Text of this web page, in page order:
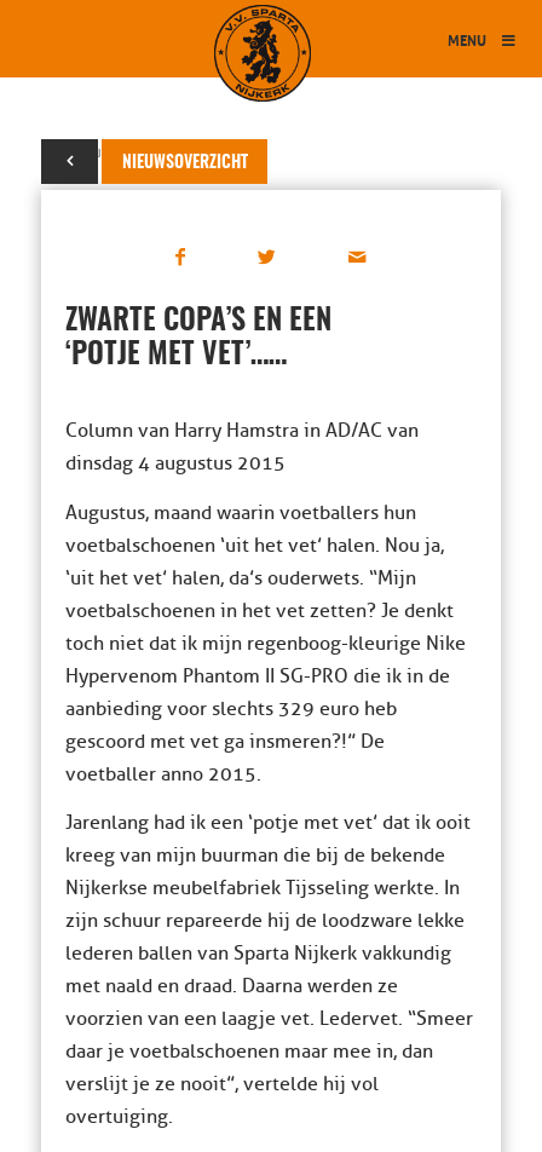
MENU
NIEUWSOVERZICHT
07 augustus 2015
ZWARTE COPA’S EN EEN
‘POTJE MET VET’……
Column van Harry Hamstra in AD/AC van
dinsdag 4 augustus 2015
Augustus, maand waarin voetballers hun
voetbalschoenen ‘uit het vet’ halen. Nou ja,
‘uit het vet’ halen, da’s ouderwets. “Mijn
voetbalschoenen in het vet zetten? Je denkt
toch niet dat ik mijn regenboog-kleurige Nike
Hypervenom Phantom II SG-PRO die ik in de
aanbieding voor slechts 329 euro heb
gescoord met vet ga insmeren?!” De
voetballer anno 2015.
Jarenlang had ik een ‘potje met vet’ dat ik ooit
kreeg van mijn buurman die bij de bekende
Nijkerkse meubelfabriek Tijsseling werkte. In
zijn schuur repareerde hij de loodzware lekke
lederen ballen van Sparta Nijkerk vakkundig
met naald en draad. Daarna werden ze
voorzien van een laagje vet. Ledervet. “Smeer
daar je voetbalschoenen maar mee in, dan
verslijt je ze nooit”, vertelde hij vol
overtuiging.